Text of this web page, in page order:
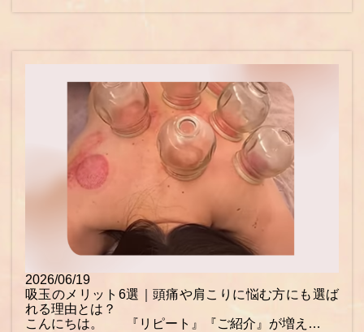
2026/06/19
吸玉のメリット6選｜頭痛や肩こりに悩む方にも選ば
れる理由とは？
こんにちは。 『リピート』『ご紹介』が増え…